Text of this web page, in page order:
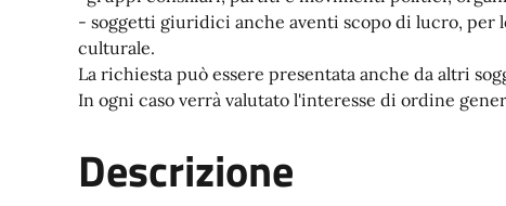
- soggetti giuridici anche aventi scopo di lucro, per
culturale.
La richiesta può essere presentata anche da altri
In ogni caso verrà valutato l'interesse di ordine
Descrizione